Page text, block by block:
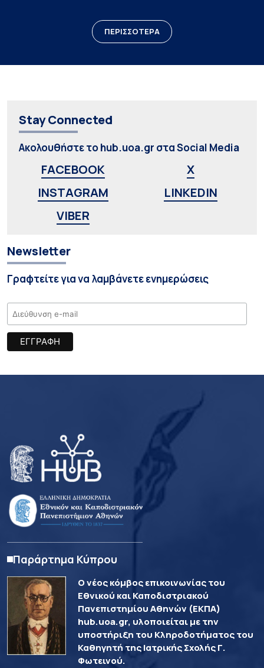
ΠΕΡΙΣΣΟΤΕΡΑ
Stay Connected
Ακολουθήστε το hub.uoa.gr στα Social Media
FACEBOOK
X
INSTAGRAM
LINKEDIN
VIBER
Newsletter
Γραφτείτε για να λαμβάνετε ενημερώσεις
Παράρτημα Κύπρου
Ο νέος κόμβος επικοινωνίας του
Εθνικού και Καποδιστριακού
Πανεπιστημίου Αθηνών (ΕΚΠΑ)
hub.uoa.gr, υλοποιείται με την
υποστήριξη του Κληροδοτήματος του
Καθηγητή της Ιατρικής Σχολής Γ.
Φωτεινού.